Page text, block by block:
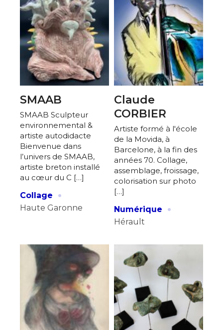
SMAAB
SMAAB Sculpteur
environnemental &
artiste autodidacte
Bienvenue dans
l’univers de SMAAB,
artiste breton installé
au cœur du C […]
Collage
·
Haute Garonne
Claude
CORBIER
Artiste formé à l'école
de la Movida, à
Barcelone, à la fin des
années 70. Collage,
assemblage, froissage,
colorisation sur photo
[…]
Numérique
·
Hérault